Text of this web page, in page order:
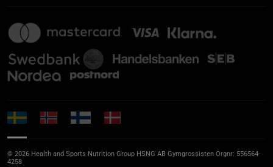
© 2026 Health and Sports Nutrition Group HSNG AB Gymgrossisten Orgnr: 556564-
4258